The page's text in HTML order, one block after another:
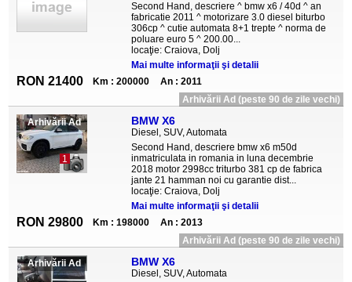
Second Hand, descriere ^ bmw x6 / 40d ^ an
fabricatie 2011 ^ motorizare 3.0 diesel biturbo
306cp ^ cutie automata 8+1 trepte ^ norma de
poluare euro 5 ^ 200.00...
locaţie: Craiova, Dolj
Mai multe informaţii şi detalii
RON 21400 Km : 200000
An : 2011
Arhivării Ad (peste 90 de zile vechi)
Arhivării Ad
1
BMW X6
Diesel, SUV, Automata
Second Hand, descriere bmw x6 m50d
inmatriculata in romania in luna decembrie
2018 motor 2998cc triturbo 381 cp de fabrica
jante 21 hamman noi cu garantie dist...
locaţie: Craiova, Dolj
Mai multe informaţii şi detalii
RON 29800 Km : 198000
An : 2013
Arhivării Ad (peste 90 de zile vechi)
Arhivării Ad BMW X6
Diesel, SUV, Automata